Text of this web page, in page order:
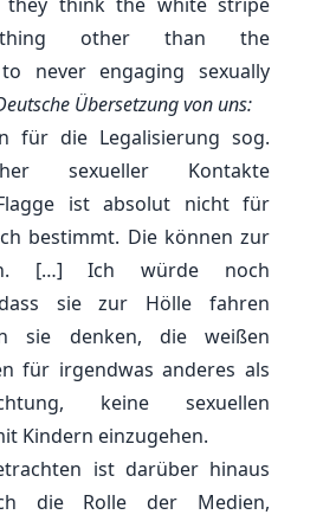
other than the
never engaging sexually
Übersetzung von uns:
für die Legalisierung sog.
sexueller Kontakte
ist absolut nicht für
bestimmt. Die können zur
[…] Ich würde noch
sie zur Hölle fahren
sie denken, die weißen
für irgendwas anderes als
keine sexuellen
Kindern einzugehen.
ist darüber hinaus
die Rolle der Medien,